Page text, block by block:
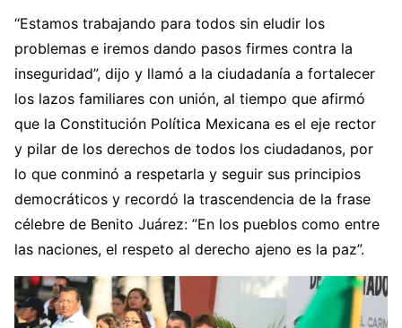
“Estamos trabajando para todos sin eludir los
problemas e iremos dando pasos firmes contra la
inseguridad”, dijo y llamó a la ciudadanía a fortalecer
los lazos familiares con unión, al tiempo que afirmó
que la Constitución Política Mexicana es el eje rector
y pilar de los derechos de todos los ciudadanos, por
lo que conminó a respetarla y seguir sus principios
democráticos y recordó la trascendencia de la frase
célebre de Benito Juárez: ”En los pueblos como entre
las naciones, el respeto al derecho ajeno es la paz”.